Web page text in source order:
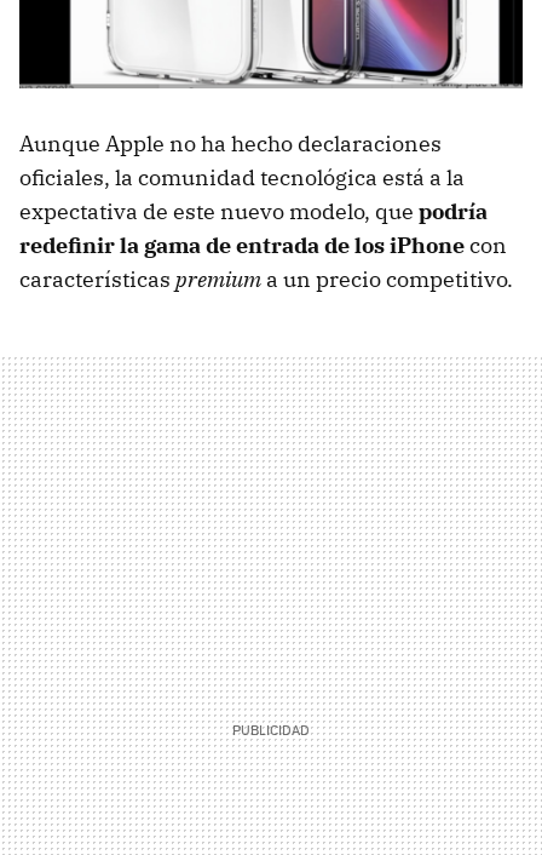
Aunque Apple no ha hecho declaraciones
oficiales, la comunidad tecnológica está a la
expectativa de este nuevo modelo, que podría
redefinir la gama de entrada de los iPhonecon
características premium a un precio competitivo.